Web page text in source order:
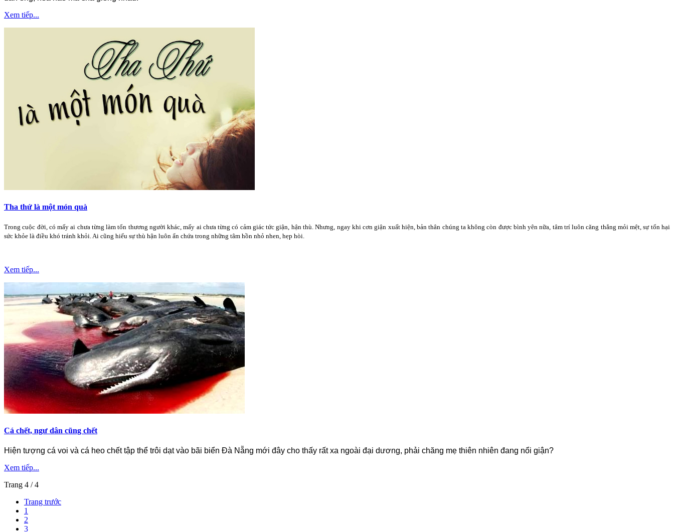
Xem tiếp...
Tha thứ là một món quà
Trong cuộc đời, có mấy ai chưa từng làm tổn thương người khác, mấy ai chưa từng có cảm giác tức giận, hận thù. Nhưng, ngay khi cơn giận xuất hiện, bản thân chúng ta không còn được bình yên nữa, tâm trí luôn căng thẳng mỏi mệt, sự tổn hại
sức khỏe là điều khó tránh khỏi. Ai cũng hiểu sự thù hận luôn ẩn chứa trong những tâm hồn nhỏ nhen, hẹp hòi.
Xem tiếp...
Cá chết, ngư dân cũng chết
Hiện tượng cá voi và cá heo chết tập thể trôi dạt vào bãi biển Đà Nẵng mới đây cho thấy rất xa ngoài đại dương, phải chăng mẹ thiên nhiên đang nổi giận?
Xem tiếp...
Trang 4 / 4
Trang trước
1
2
3